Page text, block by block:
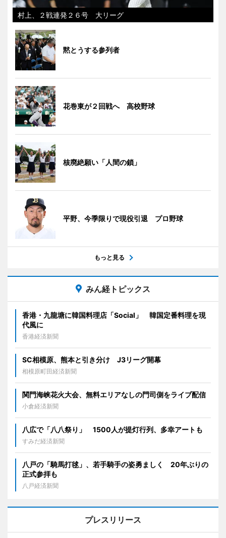
村上、２戦連発２６号 大リーグ
黙とうする参列者
花巻東が２回戦へ 高校野球
核廃絶願い「人間の鎖」
平野、今季限りで現役引退 プロ野球
もっと見る
みん経トピックス
香港・九龍塘に韓国料理店「Social」 韓国定番料理を現
代風に
香港経済新聞
SC相模原、熊本と引き分け J3リーグ開幕
相模原町田経済新聞
関門海峡花火大会、無料エリアなしの門司側をライブ配信
小倉経済新聞
八広で「八八祭り」 1500人が提灯行列、多幸アートも
すみだ経済新聞
八戸の「騎馬打毬」、若手騎手の姿勇ましく 20年ぶりの
正式参拝も
八戸経済新聞
プレスリリース